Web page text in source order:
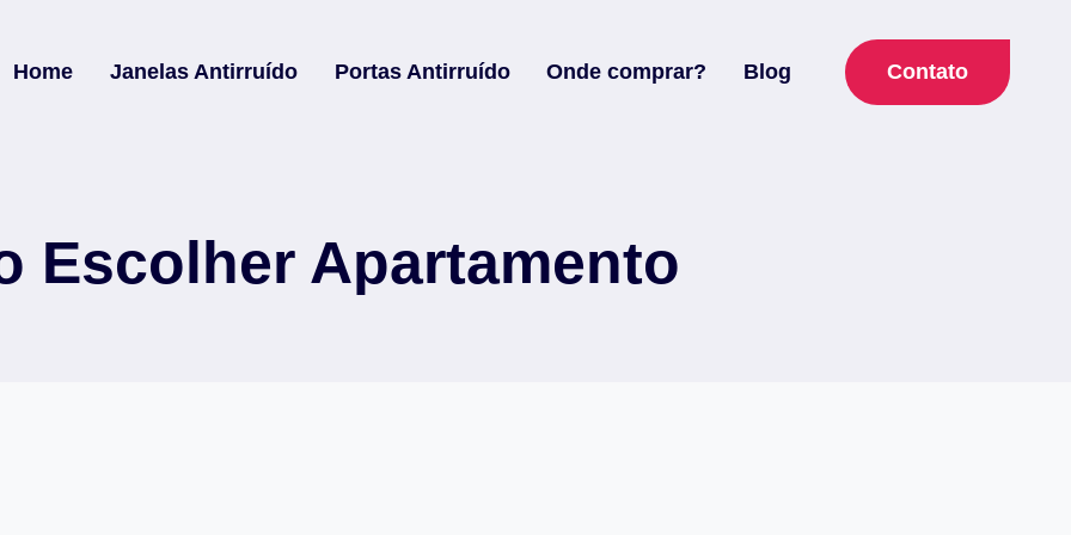
Home Janelas Antirruído Portas Antirruído Onde comprar? Blog Contato
Escolher Apartamento